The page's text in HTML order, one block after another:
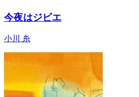
今夜はジビエ
小川 糸